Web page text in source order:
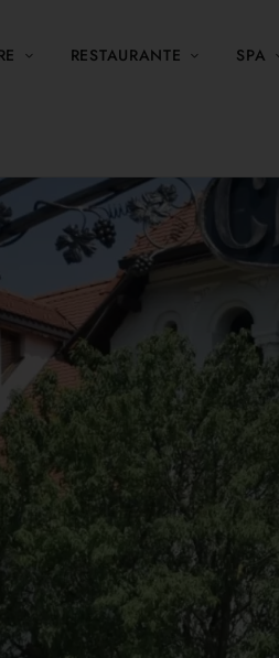
RESTAURANTE SPA